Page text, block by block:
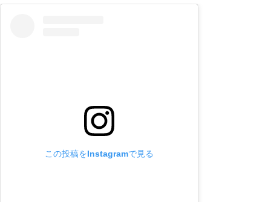
この投稿をInstagramで見る